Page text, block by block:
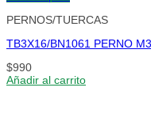
PERNOS/TUERCAS
TB3X16/BN1061 PERNO
$990
Añadir al carrito